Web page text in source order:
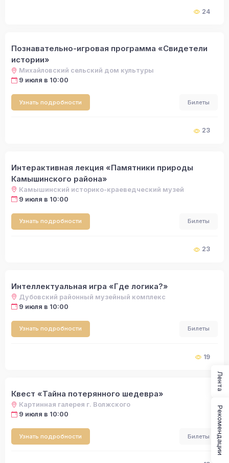
24
Познавательно-игровая программа «Свидетели
истории»
Михайловский сельский дом культуры
9 июля в 10:00
Узнать подробности Билеты
23
Интерактивная лекция «Памятники природы
Камышинского района»
Камышинский историко-краеведческий музей
9 июля в 10:00
Узнать подробности Билеты
23
Интеллектуальная игра «Где логика?»
Дубовский районный музейный комплекс
9 июля в 10:00
Узнать подробности Билеты
19
Квест «Тайна потерянного шедевра»
Картинная галерея г. Волжского
9 июля в 10:00
Узнать подробности Билеты
Лента
Рекомендации